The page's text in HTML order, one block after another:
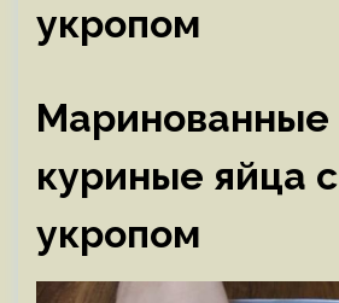
укропом
Маринованные
куриные яйца с
укропом